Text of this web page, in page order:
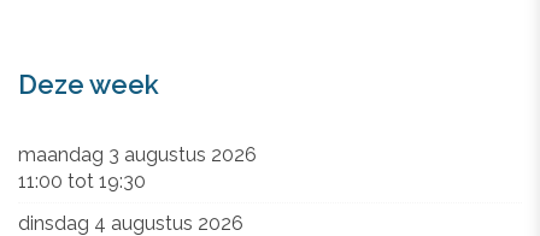
Deze week
maandag 3 augustus 2026
11:00 tot 19:30
dinsdag 4 augustus 2026